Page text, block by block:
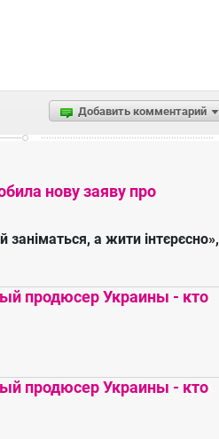
Добавить комментарий
нову заяву про
а жити інтєрєсно»,
продюсер Украины - кто
продюсер Украины - кто